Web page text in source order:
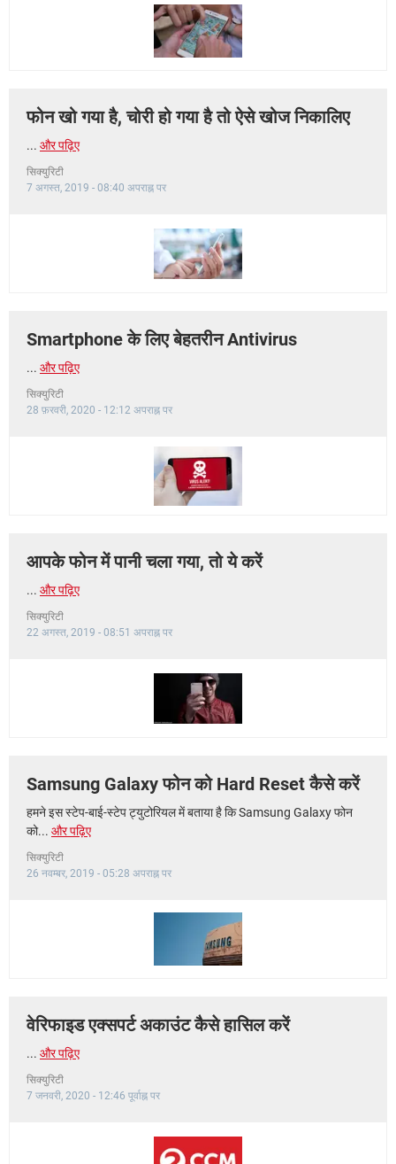
फोन खो गया है, चोरी हो गया है तो ऐसे खोज निकालिए
... और पढ़िए
सिक्युरिटी
7 अगस्त, 2019 - 08:40 अपराह्न पर
Smartphone के लिए बेहतरीन Antivirus
... और पढ़िए
सिक्युरिटी
28 फ़रवरी, 2020 - 12:12 अपराह्न पर
आपके फोन में पानी चला गया, तो ये करें
... और पढ़िए
सिक्युरिटी
22 अगस्त, 2019 - 08:51 अपराह्न पर
Samsung Galaxy फोन को Hard Reset कैसे करें
हमने इस स्टेप-बाई-स्टेप ट्युटोरियल में बताया है कि Samsung Galaxy फोन
को... और पढ़िए
सिक्युरिटी
26 नवम्बर, 2019 - 05:28 अपराह्न पर
वेरिफाइड एक्सपर्ट अकाउंट कैसे हासिल करें
... और पढ़िए
सिक्युरिटी
7 जनवरी, 2020 - 12:46 पूर्वाह्न पर